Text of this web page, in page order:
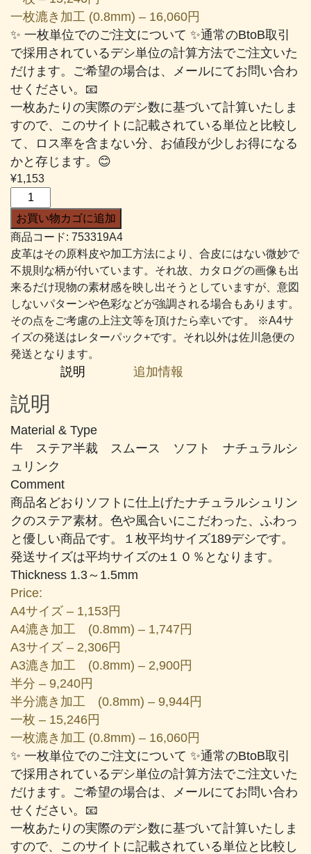
一枚漉き加工 (0.8mm) – 16,060円
✨ 一枚単位でのご注文について ✨通常のBtoB取引
で採用されているデシ単位の計算方法でご注文いた
だけます。ご希望の場合は、メールにてお問い合わ
せください。📧
一枚あたりの実際のデシ数に基づいて計算いたしま
すので、このサイトに記載されている単位と比較し
て、ロス率を含まない分、お値段が少しお得になる
かと存じます。😊
¥1,153
フ
ト
リ
ナ
#319
薄
い
サ
ー
モ
ピ
ン
ク
個
お買い物カゴに追加
商品コード: 753319A4
皮革はその原料皮や加工方法により、合皮にはない微妙で
不規則な柄が付いています。それ故、カタログの画像も出
来るだけ現物の素材感を映し出そうとしていますが、意図
しないパターンや色彩などが強調される場合もあります。
その点をご考慮の上注文等を頂けたら幸いです。 ※A4サ
イズの発送はレターパック+です。それ以外は佐川急便の
発送となります。
説明 追加情報
説明
Material & Type
牛 ステア半裁 スムース ソフト ナチュラルシ
ュリンク
Comment
商品名どおりソフトに仕上げたナチュラルシュリン
クのステア素材。色や風合いにこだわった、ふわっ
と優しい商品です。１枚平均サイズ189デシです。
発送サイズは平均サイズの±１０％となります。
Thickness 1.3～1.5mm
Price:
A4サイズ – 1,153円
A4漉き加工 (0.8mm) – 1,747円
A3サイズ – 2,306円
A3漉き加工 (0.8mm) – 2,900円
半分 – 9,240円
半分漉き加工 (0.8mm) – 9,944円
一枚 – 15,246円
一枚漉き加工 (0.8mm) – 16,060円
✨ 一枚単位でのご注文について ✨通常のBtoB取引
で採用されているデシ単位の計算方法でご注文いた
だけます。ご希望の場合は、メールにてお問い合わ
せください。📧
一枚あたりの実際のデシ数に基づいて計算いたしま
すので、このサイトに記載されている単位と比較し